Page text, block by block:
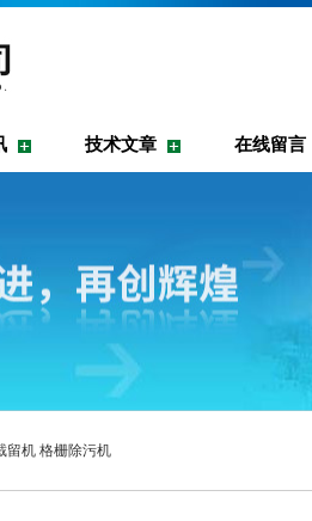
技术文章 在线留言
留机 格栅除污机